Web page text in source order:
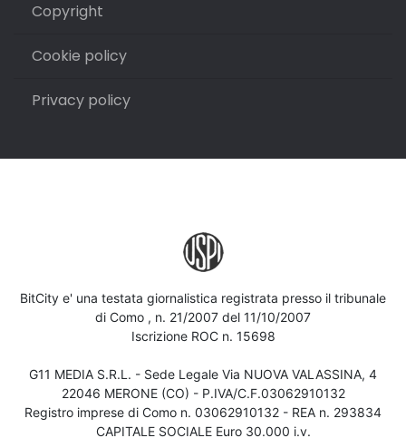
Copyright
Cookie policy
Privacy policy
BitCity e' una testata giornalistica registrata presso il tribunale
di Como , n. 21/2007 del 11/10/2007
Iscrizione ROC n. 15698
G11 MEDIA S.R.L. - Sede Legale Via NUOVA VALASSINA, 4
22046 MERONE (CO) - P.IVA/C.F.03062910132
Registro imprese di Como n. 03062910132 - REA n. 293834
CAPITALE SOCIALE Euro 30.000 i.v.